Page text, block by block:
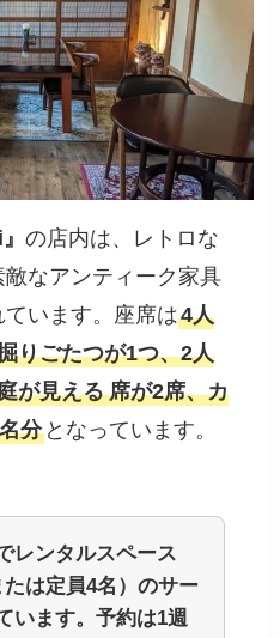
』 の店内は、レトロな
なアンティーク家具
います。座席は4人
りごたつが1つ、2人
が見える 席が2席、カ
分となっています。
レンタルスペース
たは定員4名）のサー
います。予約は1週